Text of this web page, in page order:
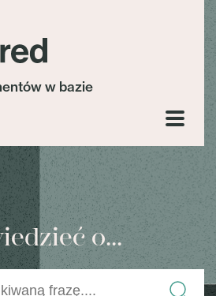
w bazie
o...